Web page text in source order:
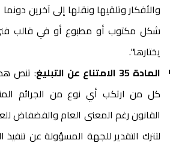
والأفكار وتلقيها ونقلها إلى آخرين
شكل مكتوب أو مطبوع أو في قالب
يختارها".
المادة 35 الامتناع عن التبليغ
: تنص
كل من ارتكب أي نوع من الجرائم
القانون رغم المعنى العام والفضفاض
لتترك التقدير للجهة المسؤولة عن